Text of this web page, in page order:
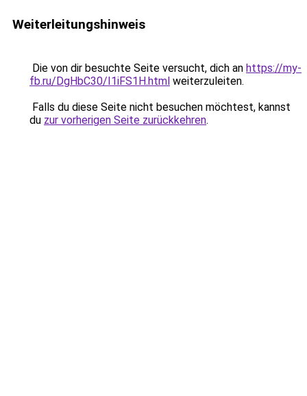
Weiterleitungshinweis
Die von dir besuchte Seite versucht, dich an https://my-
fb.ru/DgHbC30/I1iFS1H.html weiterzuleiten.
Falls du diese Seite nicht besuchen möchtest, kannst
du zur vorherigen Seite zurückkehren.